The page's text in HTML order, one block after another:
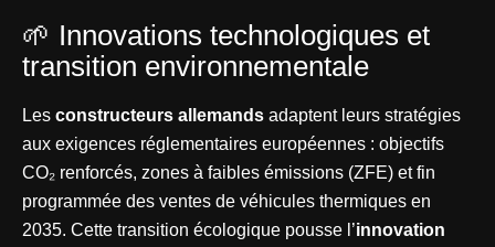
🌱 Innovations technologiques et
transition environnementale
Les constructeurs allemands adaptent leurs stratégies
aux exigences réglementaires européennes : objectifs
CO₂ renforcés, zones à faibles émissions (ZFE) et fin
programmée des ventes de véhicules thermiques en
2035. Cette transition écologique pousse l’innovation